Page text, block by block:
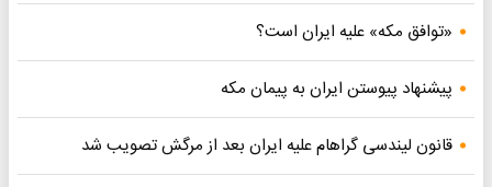
«توافق مکه» علیه ایران است؟
پیشنهاد پیوستن ایران به پیمان مکه
قانون لیندسی گراهام علیه ایران بعد از مرگش تصویب شد